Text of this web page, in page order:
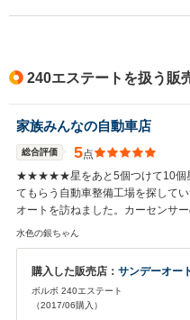
240エステートを扱う販
家族みんなの自動車店
総合評価 5点
★★★★★星をあと5個つけて10個
てもらう自動車整備工場を探して
オートを訪ねました。カーセンサ
ったので、え？本当なのかなぁ？
た。以前ディーラーに修理で持ち
な・・」という応対で、しまいに
末。サンデーオートにたどりつい
水色の銀ちゃん
購入した販売店： サンデーオー
ボルボ 240エステート
（2017/06購入）